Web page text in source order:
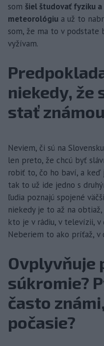
som šiel študovať fyziku
meteorológiu a už to
som, že ma to v podstate
vyžívam.
niekedy, že
stať
Neviem, či sú na
len preto, že chcú byť
robiť to, čo ho baví, a keď
tak to už ide jedno s
ľudia poznajú spojené
niekedy je to až na
kto je v rádiu, v televízii, v
Neberiem to ako príťaž, v
Ovplyvňuje
súkromie?
často
počasie?